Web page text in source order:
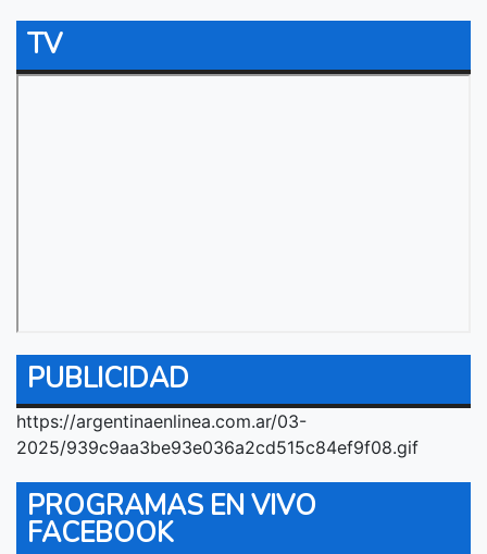
TV
PUBLICIDAD
https://argentinaenlinea.com.ar/03-
2025/939c9aa3be93e036a2cd515c84ef9f08.gif
PROGRAMAS EN VIVO
FACEBOOK